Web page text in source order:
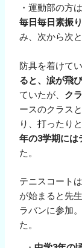
・運動部の方
毎日毎日素振り
み、次から次
防具を着けて
ると、涙が飛
ていたが、 ク
ースのクラス
り、打ったり
年の3学期には
た。
テニスコート
が始まると先
ラバンに参加。
た。